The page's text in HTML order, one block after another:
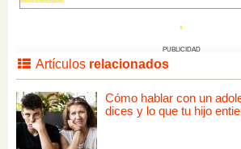
PUBLICIDAD
Artículos relacionados
Cómo hablar con un
dices y lo que tu hijo